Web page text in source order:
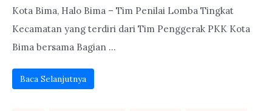
Kota Bima, Halo Bima – Tim Penilai Lomba Tingkat
Kecamatan yang terdiri dari Tim Penggerak PKK Kota
Bima bersama Bagian ...
Baca Selanjutnya